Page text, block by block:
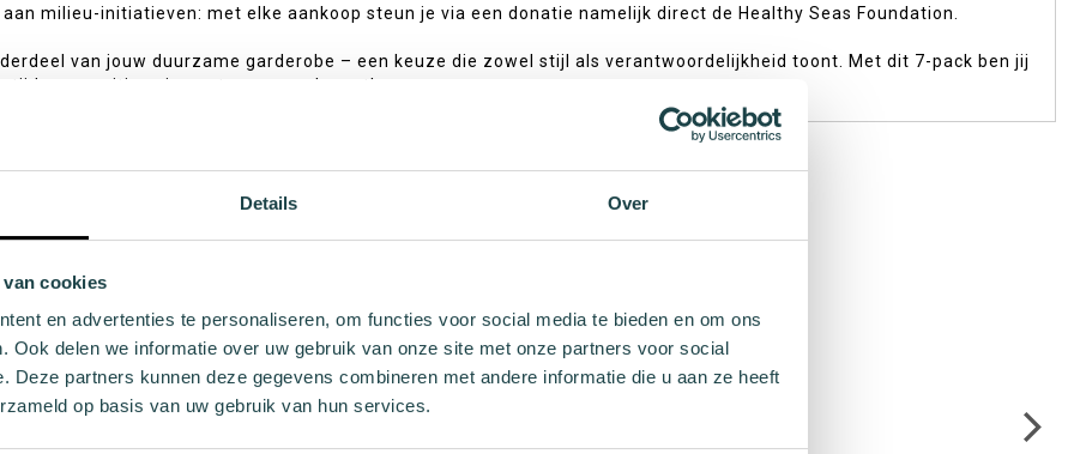
Details Over
cookies
en advertenties te personaliseren, om functies voor social media te bieden en om ons
Ook delen we informatie over uw gebruik van onze site met onze partners voor social
Deze partners kunnen deze gegevens combineren met andere informatie die u aan ze heeft
op basis van uw gebruik van hun services.
milieu-initiatieven: met elke aankoop steun je via een donatie namelijk direct de Healthy Seas Foundation.
van jouw duurzame garderobe – een keuze die zowel stijl als verantwoordelijkheid toont. Met dit 7-pack ben jij
een positieve impact op onze planeet!
RELATED PRODUCTS